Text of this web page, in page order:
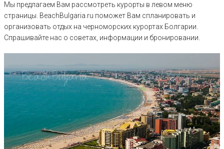
Мы предлагаем Вам рассмотреть курорты в левом меню
страницы. BeachBulgaria.ru поможет Вам спланировать и
организовать отдых на черноморских курортах Болгарии.
Спрашивайте нас о советах, информации и бронировании.